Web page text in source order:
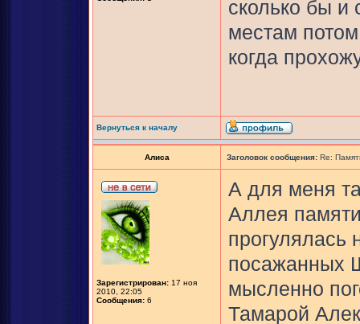
сколько бы и
местам
когда
Вернуться к началу
Алиса Заголовок сообщения: Re:
Зарегистрирован: 17 ноя
2010, 22:05
Сообщения: 6
А для меня
Аллея
посажанных
мысленно
Тамарой